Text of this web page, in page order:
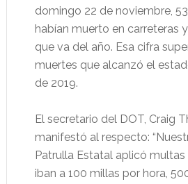
domingo 22 de noviembre,
habían muerto en carreteras
que va del año. Esa cifra
muertes que alcanzó el
de 2019.
El secretario del DOT, Craig
manifestó al respecto:
Patrulla Estatal aplicó
iban a 100 millas por hora,